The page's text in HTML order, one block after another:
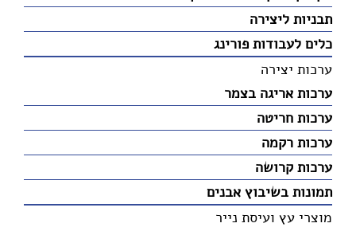
תבניות ליצירה
כלים לעבודות פורינג
ערכות יצירה
ערכות אריגה בצמר
ערכות חריטה
ערכות רקמה
ערכות קרושה
תמונות בשיבוץ אבנים
מוצרי עץ ועיסת נייר